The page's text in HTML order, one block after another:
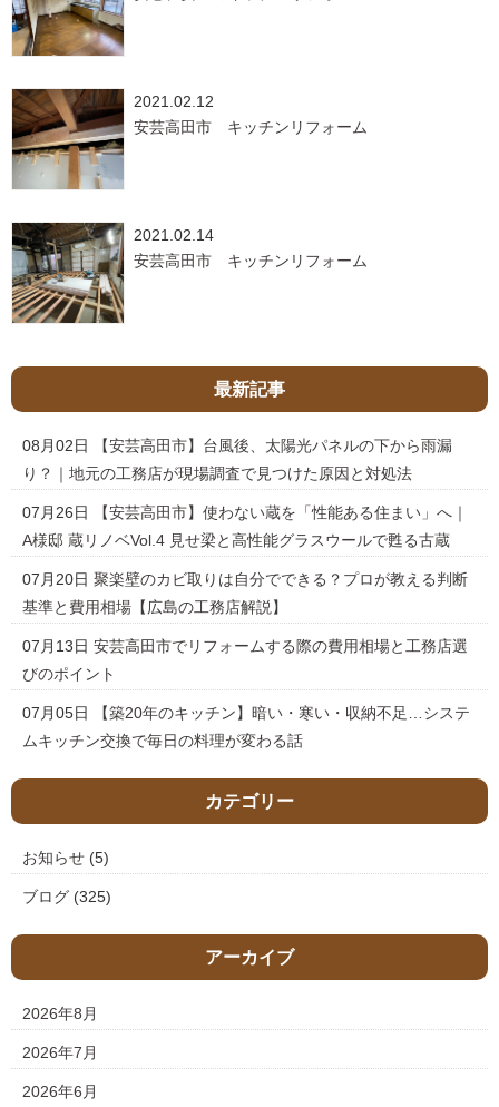
2021.02.12
安芸高田市 キッチンリフォーム
2021.02.14
安芸高田市 キッチンリフォーム
最新記事
08月02日
【安芸高田市】台風後、太陽光パネルの下から雨漏
り？｜地元の工務店が現場調査で見つけた原因と対処法
07月26日
【安芸高田市】使わない蔵を「性能ある住まい」へ｜
A様邸 蔵リノベVol.4 見せ梁と高性能グラスウールで甦る古蔵
07月20日 聚楽壁のカビ取りは自分でできる？プロが教える判断
基準と費用相場【広島の工務店解説】
07月13日 安芸高田市でリフォームする際の費用相場と工務店選
びのポイント
07月05日
【築20年のキッチン】暗い・寒い・収納不足…システ
ムキッチン交換で毎日の料理が変わる話
カテゴリー
お知らせ (5)
ブログ (325)
アーカイブ
2026年8月
2026年7月
2026年6月